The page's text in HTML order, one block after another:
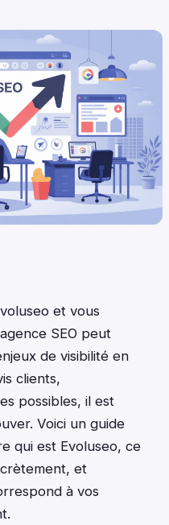
et vous
SEO peut
de visibilité en
clients,
possibles, il est
Voici un guide
qui est Evoluseo, ce
et
à vos